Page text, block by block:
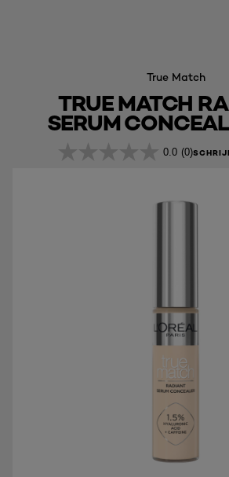
True Match
TRUE MATCH
SERUM
0.0 (0)